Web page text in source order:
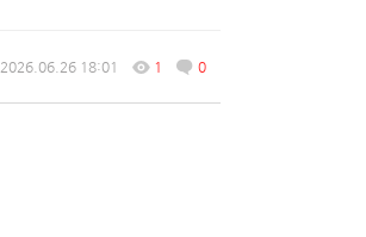
2026.06.26 18:01 1 0